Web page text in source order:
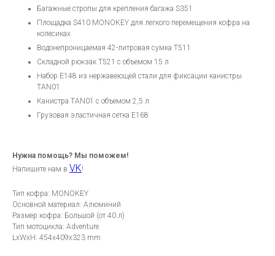
Багажные стропы для крепления багажа S351
Площадка S410 MONOKEY для легкого перемещения кофра на
колесиках
Водонепроницаемая 42-литровая сумка T511
Складной рюкзак T521 с объемом 15 л
Набор E148 из нержавеющей стали для фиксации канистры
TAN01
Канистра TAN01 с объемом 2,5 л
Грузовая эластичная сетка E168
Нужна помощь? Мы поможем!
Напишите нам в VK!
Тип кофра: MONOKEY
Основной материал: Алюминий
Размер кофра: Большой (от 40 л)
Тип мотоцикла: Adventure
LxWxH: 454x409x323 mm